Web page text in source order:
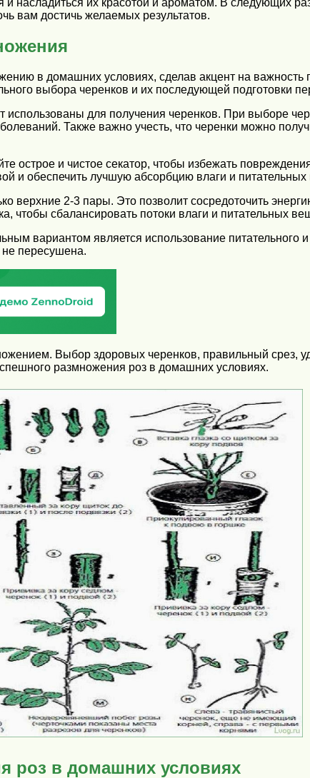
насладиться их красотой и ароматом. В следующих
вам достичь желаемых результатов.
в домашних условиях, сделав акцент на важность
выбора черенков и их последующей подготовки
для получения черенков. При выборе
Также важно учесть, что черенки можно
острое и чистое секатор, чтобы избежать
и обеспечить лучшую абсорбцию влаги и
верхние 2-3 пары. Это позволит сосредоточить
чтобы сбалансировать потоки влаги и питательных
вариантом является использование питательного
не пересушена.
Выбор здоровых черенков, правильный срез,
размножения роз в домашних условиях.
роз в домашних условиях